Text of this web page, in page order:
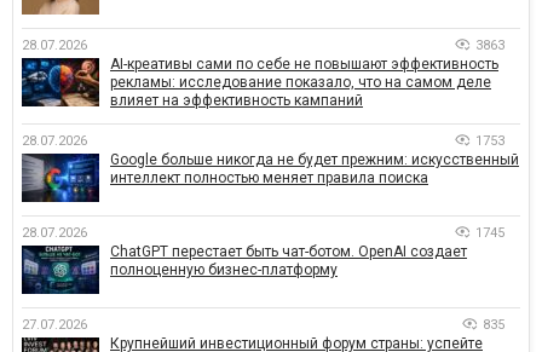
28.07.2026 3863
AI-креативы сами по себе не повышают эффективность
рекламы: исследование показало, что на самом деле
влияет на эффективность кампаний
28.07.2026 1753
Google больше никогда не будет прежним: искусственный
интеллект полностью меняет правила поиска
28.07.2026 1745
ChatGPT перестает быть чат-ботом. OpenAI создает
полноценную бизнес-платформу
27.07.2026 835
Крупнейший инвестиционный форум страны: успейте